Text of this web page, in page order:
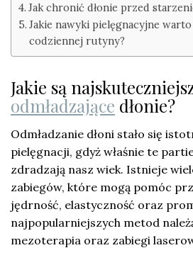
Jak chronić dłonie przed
Jakie nawyki pielęgnacyjne
codziennej rutyny?
Jakie są
odmładzające dłonie?
Odmładzanie dłoni stało się
pielęgnacji, gdyż właśnie te
zdradzają nasz wiek. Istnieje
zabiegów, które mogą pomóc
jędrność, elastyczność oraz
najpopularniejszych metod
mezoterapia oraz zabiegi